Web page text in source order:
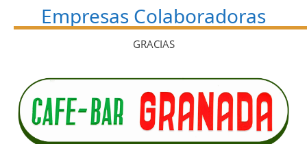
Empresas Colaboradoras
GRACIAS